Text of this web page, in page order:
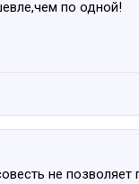
по одной!
не